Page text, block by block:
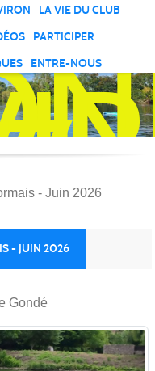
LA VIE DU CLUB
PARTICIPER
ENTRE-NOUS
- Juin 2026
- JUIN 2026
Gondé